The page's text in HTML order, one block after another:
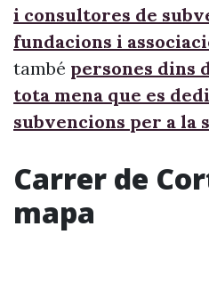
i consultores de
fundacions i
també persones dins
tota mena que es
subvencions per a la
Carrer de
mapa